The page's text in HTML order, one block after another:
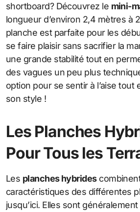
shortboard? Découvrez le mini-
longueur d’environ 2,4 mètres à
planche est parfaite pour les
se faire plaisir sans sacrifier la
une grande stabilité tout en
des vagues un peu plus
option pour se sentir à l’aise tout
son style !
Les Planches
Pour Tous les
Les planches hybrides
caractéristiques des différentes
jusqu’ici. Elles sont